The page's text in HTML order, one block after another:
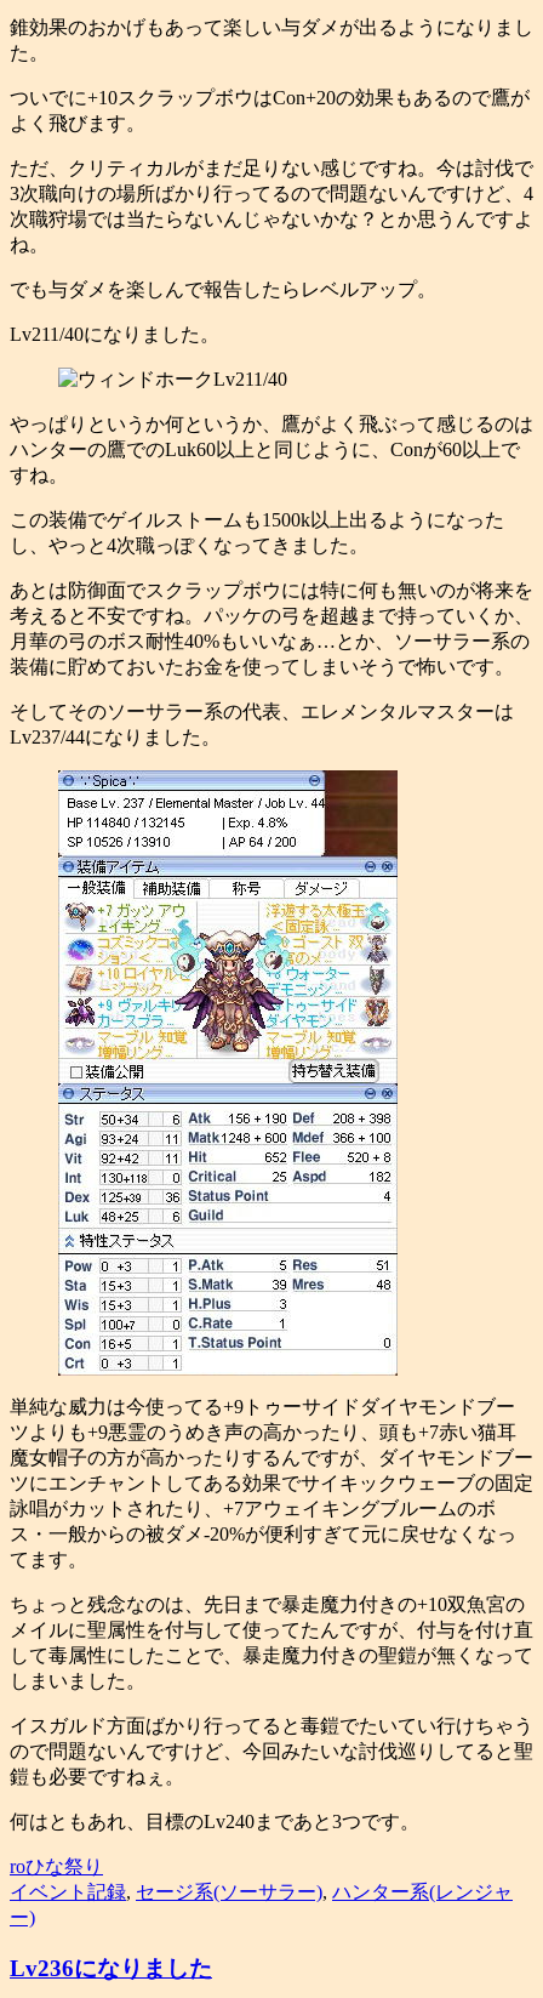
錐効果のおかげもあって楽しい与ダメが出るようになりまし
た。
ついでに+10スクラップボウはCon+20の効果もあるので鷹が
よく飛びます。
ただ、クリティカルがまだ足りない感じですね。今は討伐で
3次職向けの場所ばかり行ってるので問題ないんですけど、4
次職狩場では当たらないんじゃないかな？とか思うんですよ
ね。
でも与ダメを楽しんで報告したらレベルアップ。
Lv211/40になりました。
やっぱりというか何というか、鷹がよく飛ぶって感じるのは
ハンターの鷹でのLuk60以上と同じように、Conが60以上で
すね。
この装備でゲイルストームも1500k以上出るようになった
し、やっと4次職っぽくなってきました。
あとは防御面でスクラップボウには特に何も無いのが将来を
考えると不安ですね。パッケの弓を超越まで持っていくか、
月華の弓のボス耐性40%もいいなぁ…とか、ソーサラー系の
装備に貯めておいたお金を使ってしまいそうで怖いです。
そしてそのソーサラー系の代表、エレメンタルマスターは
Lv237/44になりました。
単純な威力は今使ってる+9トゥーサイドダイヤモンドブー
ツよりも+9悪霊のうめき声の高かったり、頭も+7赤い猫耳
魔女帽子の方が高かったりするんですが、ダイヤモンドブー
ツにエンチャントしてある効果でサイキックウェーブの固定
詠唱がカットされたり、+7アウェイキングブルームのボ
ス・一般からの被ダメ-20%が便利すぎて元に戻せなくなっ
てます。
ちょっと残念なのは、先日まで暴走魔力付きの+10双魚宮の
メイルに聖属性を付与して使ってたんですが、付与を付け直
して毒属性にしたことで、暴走魔力付きの聖鎧が無くなって
しまいました。
イスガルド方面ばかり行ってると毒鎧でたいてい行けちゃう
ので問題ないんですけど、今回みたいな討伐巡りしてると聖
鎧も必要ですねぇ。
何はともあれ、目標のLv240まであと3つです。
roひな祭り
イベント記録, セージ系(ソーサラー), ハンター系(レンジャ
ー)
Lv236になりました